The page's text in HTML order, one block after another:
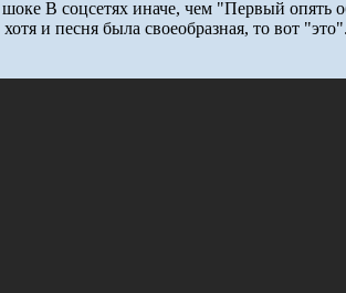
В соцсетях иначе, чем "Первый опять
и песня была своеобразная, то вот